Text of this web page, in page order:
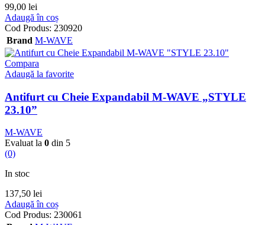
99,00 lei
Adaugă în coș
Cod Produs: 230920
Brand M-WAVE
Compara
Adaugă la favorite
Antifurt cu Cheie Expandabil M-WAVE „STYLE
23.10”
M-WAVE
Evaluat la 0 din 5
(0)
In stoc
137,50 lei
Adaugă în coș
Cod Produs: 230061